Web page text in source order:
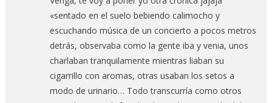
«sentado en el suelo bebiendo calimocho y
escuchando música de un concierto a pocos metros
detrás, observaba como la gente iba y venia, unos
charlaban tranquilamente mientras liaban su
cigarrillo con aromas, otras usaban los setos a
modo de urinario… Todo transcurría como otros